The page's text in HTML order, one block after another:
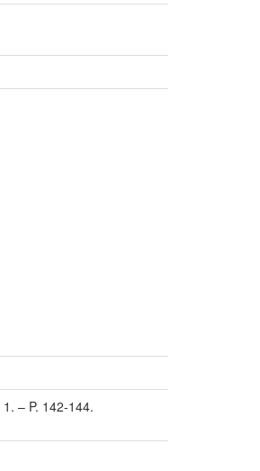
– P. 142-144.